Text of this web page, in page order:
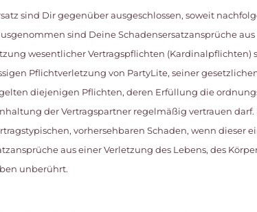
sind Dir gegenüber ausgeschlossen, soweit
sind Deine Schadensersatzansprüche
wesentlicher Vertragspflichten (Kardinalpflichten)
Pflichtverletzung von PartyLite, seiner
diejenigen Pflichten, deren Erfüllung die
der Vertragspartner regelmäßig vertrauen
vorhersehbaren Schaden, wenn dieser
aus einer Verletzung des Lebens, des
unberührt.